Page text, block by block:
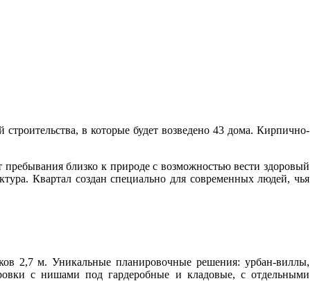
в которые будет возведено 43 дома. Кирпично-
пребывания близко к природе с возможностью вести здоровый
Квартал создан специально для современных людей, чья
2,7 м. Уникальные планировочные решения: урбан-виллы,
с нишами под гардеробные и кладовые, с отдельными